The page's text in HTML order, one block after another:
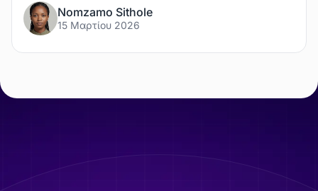
Nomzamo Sithole
15 Μαρτίου 2026